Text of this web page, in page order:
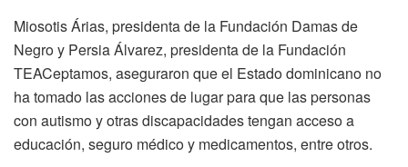
Miosotis Árias, presidenta de la Fundación Damas de
Negro y Persia Álvarez, presidenta de la Fundación
TEACeptamos, aseguraron que el Estado dominicano no
ha tomado las acciones de lugar para que las personas
con autismo y otras discapacidades tengan acceso a
educación, seguro médico y medicamentos, entre otros.